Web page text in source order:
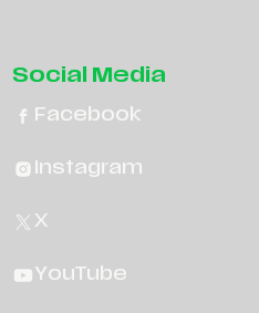
Social Media
Facebook
Instagram
X
YouTube